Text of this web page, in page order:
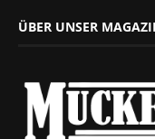
ÜBER UNSER